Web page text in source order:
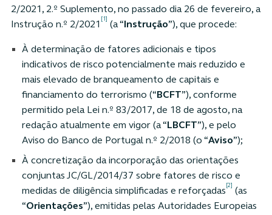
2/2021, 2.º Suplemento, no passado dia 26 de fevereiro, a
Instrução n.º 2/2021
[1]
(a “ Instrução”), que procede:
À determinação de fatores adicionais e tipos
indicativos de risco potencialmente mais reduzido e
mais elevado de branqueamento de capitais e
financiamento do terrorismo (“ BCFT”), conforme
permitido pela Lei n.º 83/2017, de 18 de agosto, na
redação atualmente em vigor (a “ LBCFT”), e pelo
Aviso do Banco de Portugal n.º 2/2018 (o “Aviso”);
À concretização da incorporação das orientações
conjuntas JC/GL/2014/37 sobre fatores de risco e
medidas de diligência simplificadas e reforçadas
[2]
(as
“Orientações”), emitidas pelas Autoridades Europeias